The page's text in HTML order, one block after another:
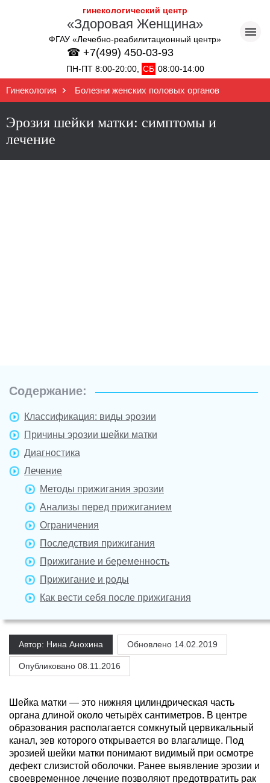
гинекологический центр
«Здоровая Женщина»
ФГАУ «Лечебно-реабилитационный центр»
☎ +7(499) 450-03-93
ПН-ПТ 8:00-20:00, СБ 08:00-14:00
Гинекология Болезни женских половых органов
Эрозия шейки матки: симптомы и
лечение
Содержание:
Классификация: виды эрозии
Причины эрозии шейки матки
Диагностика
Лечение
Методы прижигания эрозии
Анализы перед прижиганием
Ограничения
Последствия прижигания
Прижигание и беременность
Прижигание и роды
Как вести себя после прижигания
Автор: Нина Анохина Обновлено 14.02.2019
Опубликовано 08.11.2016
Шейка матки — это нижняя цилиндрическая часть
органа длиной около четырёх сантиметров. В центре
образования располагается сомкнутый цервикальный
канал, зев которого открывается во влагалище. Под
эрозией шейки матки понимают видимый при осмотре
дефект слизистой оболочки. Ранее выявление эрозии и
своевременное лечение позволяют предотвратить рак